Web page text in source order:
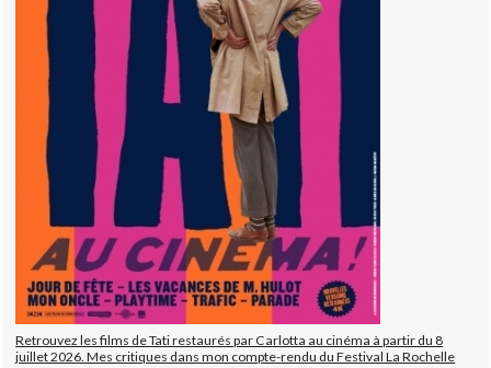
Retrouvez les films de Tati restaurés par Carlotta au cinéma à partir du 8
juillet 2026. Mes critiques dans mon compte-rendu du Festival La Rochelle